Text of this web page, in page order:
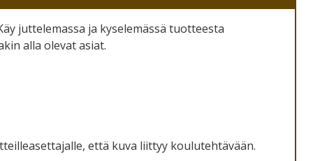
juttelemassa ja kyselemässä tuotteesta
alla olevat asiat.
että kuva liittyy koulutehtävään.